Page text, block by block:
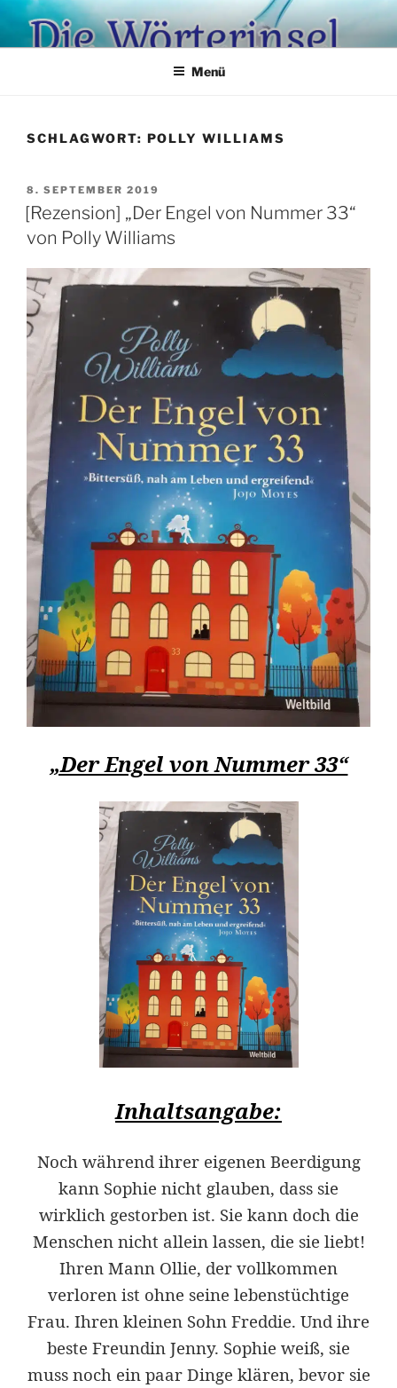
Zum
Inhalt
springen
Menü
SCHLAGWORT: POLLY WILLIAMS
VERÖFFENTLICHT
AM
8. SEPTEMBER 2019
[Rezension] „Der Engel von Nummer 33“
von Polly Williams
„Der Engel von Nummer 33“
Inhaltsangabe:
Noch während ihrer eigenen Beerdigung
kann Sophie nicht glauben, dass sie
wirklich gestorben ist. Sie kann doch die
Menschen nicht allein lassen, die sie liebt!
Ihren Mann Ollie, der vollkommen
verloren ist ohne seine lebenstüchtige
Frau. Ihren kleinen Sohn Freddie. Und ihre
beste Freundin Jenny. Sophie weiß, sie
muss noch ein paar Dinge klären, bevor sie